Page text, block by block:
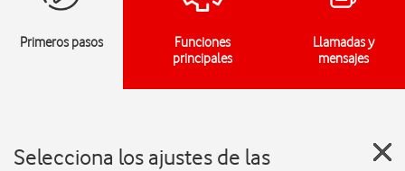
Primeros pasos
Funciones
principales
Llamadas y
mensajes
Selecciona los ajustes de las